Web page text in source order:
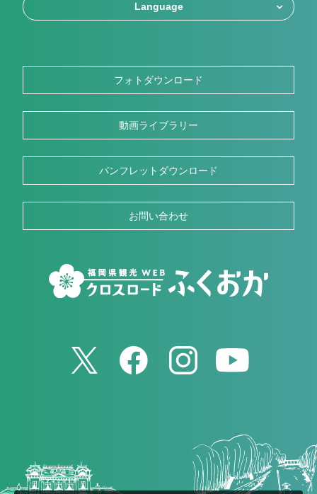
Language
フォトダウンロード
動画ライブラリー
パンフレットダウンロード
お問い合わせ